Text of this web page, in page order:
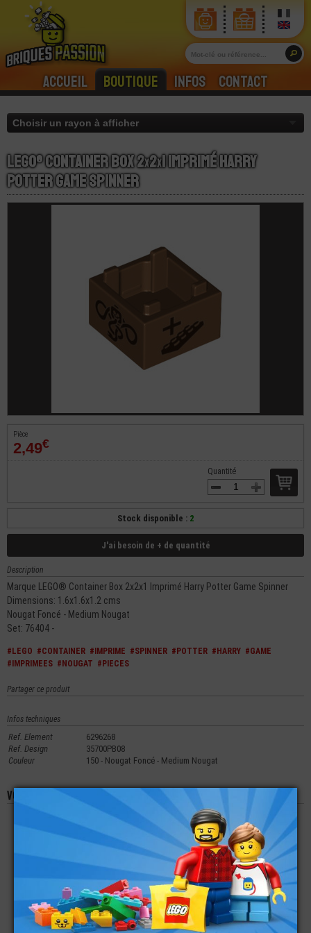
Accueil Boutique Infos Contact
LEGO® Container Box 2x2x1 Imprimé Harry
Potter Game Spinner
Pièce
2,49€
Quantité
Stock disponible : 2
J'ai besoin de + de quantité
Description
Marque LEGO® Container Box 2x2x1 Imprimé Harry Potter Game Spinner
Dimensions: 1.6x1.6x1.2 cms
Nougat Foncé - Medium Nougat
Set: 76404 -
#LEGO #CONTAINER #IMPRIME #SPINNER #POTTER #HARRY #GAME
#IMPRIMEES #NOUGAT #PIECES
Partager ce produit
Infos techniques
Ref. Element
6296268
Ref. Design
35700PB08
Couleur
150 - Nougat Foncé - Medium Nougat
Vous aimerez aussi les produits suivants
LEGO® BRIQUE 1X4
IMPRIMÉE LOSANGE
MOSAIQUE
1,49€
LEGO® PLATE LISSE
2X2 FILLE ENDORMIE
0,59€
LEGO® MINI-
FIGURINE TORSE -
VINYLE - VESTE EN
JEANS (2I)
2,90€